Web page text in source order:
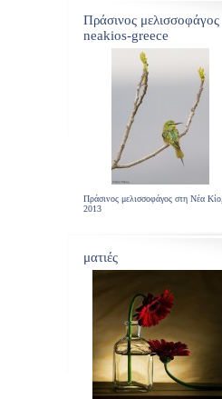
Πράσινος μελισσοφάγος
neakios-greece
Πράσινος μελισσοφάγος στη Νέα Κίο,
2013
ματιές